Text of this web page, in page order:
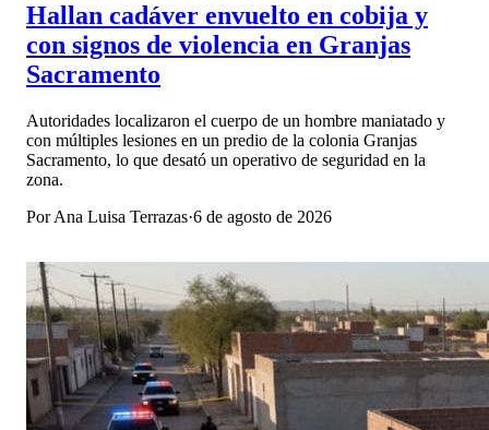
Hallan cadáver envuelto en cobija y
con signos de violencia en Granjas
Sacramento
Autoridades localizaron el cuerpo de un hombre maniatado y
con múltiples lesiones en un predio de la colonia Granjas
Sacramento, lo que desató un operativo de seguridad en la
zona.
PorAna Luisa Terrazas·6 de agosto de 2026